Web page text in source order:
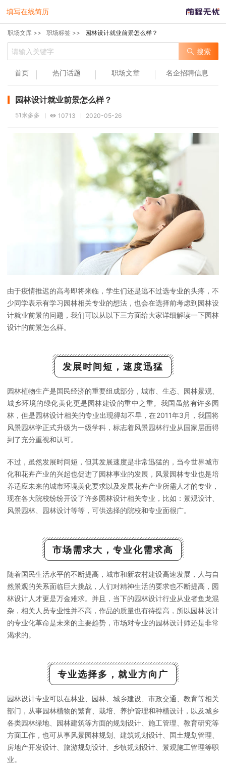
填写在线简历
职场文库 >> 职场标签 >> 园林设计就业前景怎么样？
搜索
首页 热门话题 职场文章 名企招聘信息
园林设计就业前景怎么样？
51米多多 10713 2020-05-26
由于疫情推迟的高考即将来临，学生们还是逃不过选专业的头疼，不
少同学表示有学习园林相关专业的想法，也会在选择前考虑到园林设
计就业前景的问题，我们可以从以下三方面给大家详细解读一下园林
设计的前景怎么样。
发展时间短，速度迅猛
园林植物生产是国民经济的重要组成部分，城市、生态、园林景观、
城乡环境的绿化美化更是园林建设的重中之重。我国虽然有许多园
林，但是园林设计相关的专业出现得却不早，在2011年3月，我国将
风景园林学正式升级为一级学科，标志着风景园林行业从国家层面得
到了充分重视和认可。
不过，虽然发展时间短，但其发展速度是非常迅猛的，当今世界城市
化和花卉产业的兴起也促进了园林事业的发展，风景园林专业也是培
养适应未来的城市环境美化要求以及发展花卉产业所需人才的专业，
现在各大院校纷纷开设了许多园林设计相关专业，比如：景观设计、
风景园林、园林设计等等，可供选择的院校和专业面很广。
市场需求大，专业化需求高
随着国民生活水平的不断提高，城市和新农村建设高速发展，人与自
然景观的关系面临巨大挑战，人们对精神生活的要求也不断提高，园
林设计人才更是万金难求。并且，当下的园林设计行业从业者鱼龙混
杂，相关人员专业性并不高，作品的质量也有待提高，所以园林设计
的专业化革命是未来的主要趋势，市场对专业的园林设计师还是非常
渴求的。
专业选择多，就业方向广
园林设计专业可以在林业、园林、城乡建设、市政交通、教育等相关
部门，从事园林植物的繁育、栽培、养护管理和种植设计，以及城乡
各类园林绿地、园林建筑等方面的规划设计、施工管理、教育研究等
方面工作，也可从事风景园林规划、建筑规划设计、国土规划管理、
房地产开发设计、旅游规划设计、乡镇规划设计、景观施工管理等职
业。